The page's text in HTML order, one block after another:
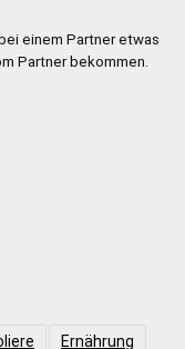
einem Partner etwas
Partner bekommen.
Ernährung